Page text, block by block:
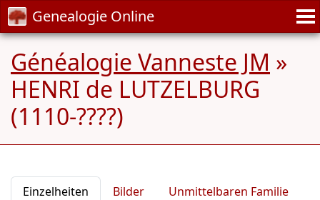
Genealogie Online
Généalogie Vanneste JM »
HENRI de LUTZELBURG
(1110-????)
Einzelheiten Bilder
Unmittelbaren Familie